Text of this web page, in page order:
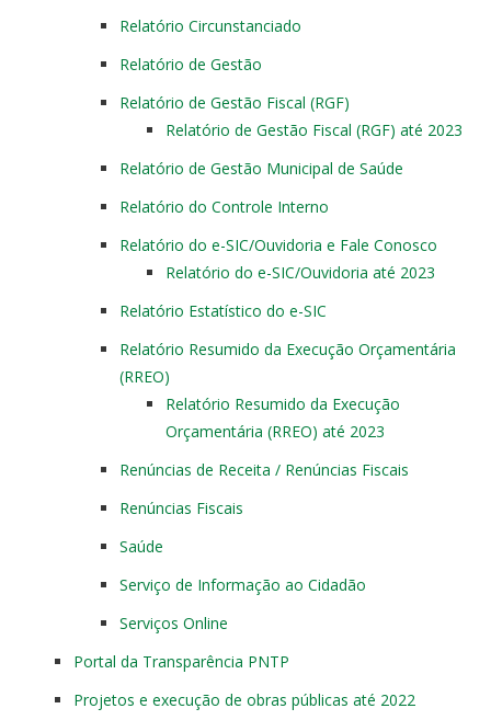
Relatório Circunstanciado
Relatório de Gestão
Relatório de Gestão Fiscal (RGF)
Relatório de Gestão Fiscal (RGF) até 2023
Relatório de Gestão Municipal de Saúde
Relatório do Controle Interno
Relatório do e-SIC/Ouvidoria e Fale Conosco
Relatório do e-SIC/Ouvidoria até 2023
Relatório Estatístico do e-SIC
Relatório Resumido da Execução Orçamentária
(RREO)
Relatório Resumido da Execução
Orçamentária (RREO) até 2023
Renúncias de Receita / Renúncias Fiscais
Renúncias Fiscais
Saúde
Serviço de Informação ao Cidadão
Serviços Online
Portal da Transparência PNTP
Projetos e execução de obras públicas até 2022